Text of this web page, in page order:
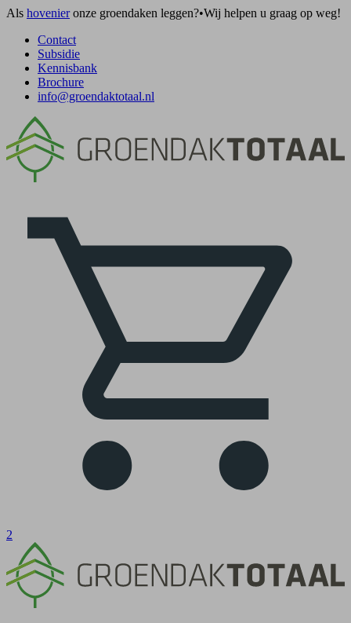
Als hovenieronze groendaken leggen?•Wij helpen u graag op weg!
Contact
Subsidie
Kennisbank
Brochure
info@groendaktotaal.nl
2